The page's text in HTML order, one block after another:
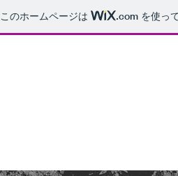
このホームページは .com を使っ